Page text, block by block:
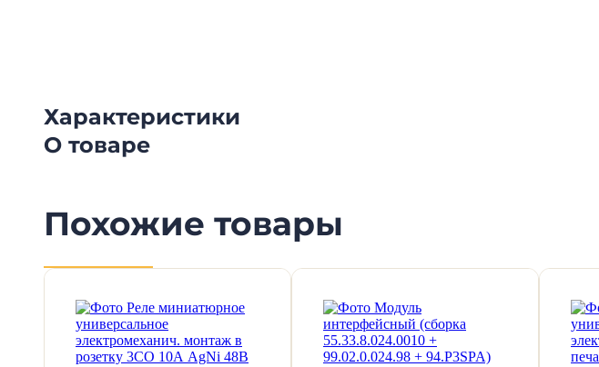
Характеристики
О товаре
Похожие товары